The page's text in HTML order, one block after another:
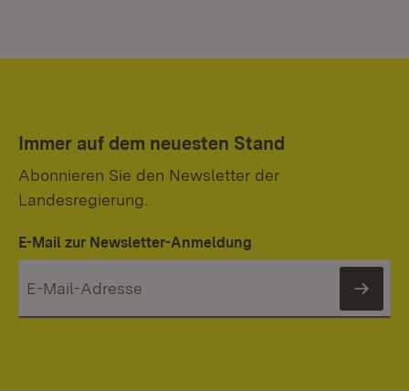
Immer auf dem neuesten Stand
Abonnieren Sie den Newsletter der
Landesregierung.
E-Mail zur Newsletter-Anmeldung